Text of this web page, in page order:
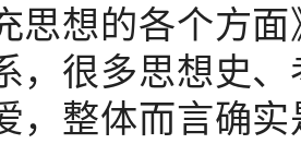
思想的各个方
，很多思想史
，整体而言确